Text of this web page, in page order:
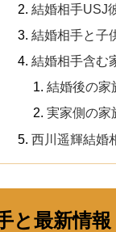
結婚相手USJ
結婚相手と子
結婚相手含む
結婚後の家
実家側の家
西川遥輝結婚
と最新情報